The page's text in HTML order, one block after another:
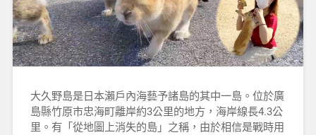
大久野島是日本瀨戶內海藝予諸島的其中一島。位於廣
島縣竹原市忠海町離岸約3公里的地方，海岸線長4.3公
里。有「從地圖上消失的島」之稱，由於相信是戰時用